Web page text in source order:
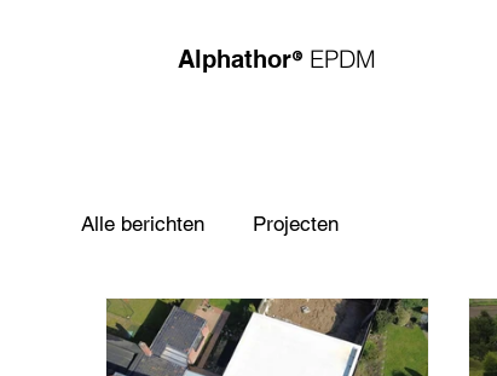
Alphathor® EPDM
Alle berichten Projecten